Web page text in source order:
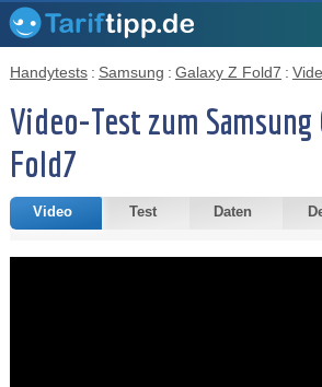
Handytests : Samsung : Galaxy Z Fold7 :
Video-Test zum Samsung
Fold7
Video Test Daten